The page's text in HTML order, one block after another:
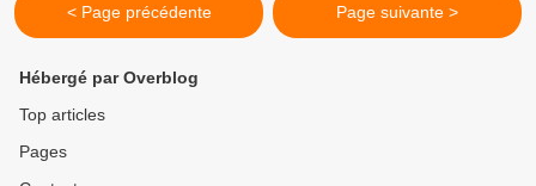
< Page précédente Page suivante >
Hébergé par Overblog
Top articles
Pages